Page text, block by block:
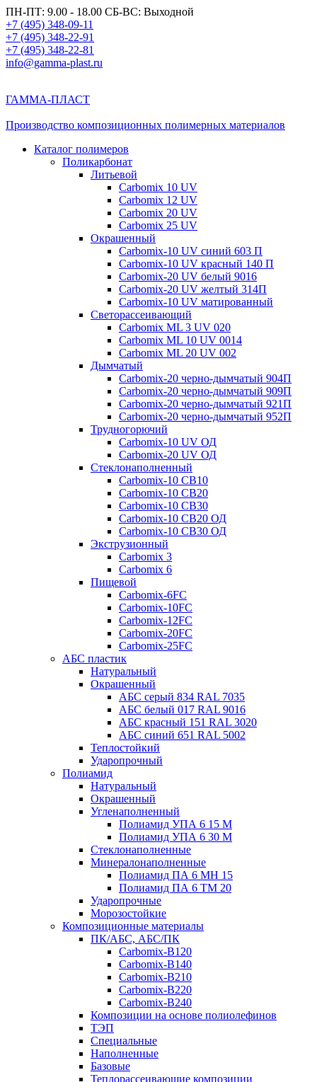
ПН-ПТ: 9.00 - 18.00 СБ-ВС: Выходной
+7 (495) 348-09-11
+7 (495) 348-22-91
+7 (495) 348-22-81
info@gamma-plast.ru
ГАММА-ПЛАСТ
Производство композиционных полимерных материалов
Каталог полимеров
Поликарбонат
Литьевой
Carbomix 10 UV
Carbomix 12 UV
Carbomix 20 UV
Carbomix 25 UV
Окрашенный
Carbomix-10 UV синий 603 П
Carbomix-10 UV красный 140 П
Carbomix-20 UV белый 9016
Carbomix-20 UV желтый 314П
Carbomix-10 UV матированный
Светорассеивающий
Carbomix ML 3 UV 020
Carbomix ML 10 UV 0014
Carbomix ML 20 UV 002
Дымчатый
Carbomix-20 черно-дымчатый 904П
Carbomix-20 черно-дымчатый 909П
Carbomix-20 черно-дымчатый 921П
Carbomix-20 черно-дымчатый 952П
Трудногорючий
Carbomix-10 UV ОД
Carbomix-20 UV ОД
Стеклонаполненный
Carbomix-10 СВ10
Carbomix-10 СВ20
Carbomix-10 СВ30
Carbomix-10 СВ20 ОД
Carbomix-10 СВ30 ОД
Экструзионный
Carbomix 3
Carbomix 6
Пищевой
Carbomix-6FC
Carbomix-10FC
Carbomix-12FC
Carbomix-20FC
Carbomix-25FC
АБС пластик
Натуральный
Окрашенный
АБС серый 834 RAL 7035
АБС белый 017 RAL 9016
АБС красный 151 RAL 3020
АБС синий 651 RAL 5002
Теплостойкий
Ударопрочный
Полиамид
Натуральный
Окрашенный
Угленаполненный
Полиамид УПА 6 15 М
Полиамид УПА 6 30 М
Стеклонаполненные
Минералонаполненные
Полиамид ПА 6 МН 15
Полиамид ПА 6 ТМ 20
Ударопрочные
Морозостойкие
Композиционные материалы
ПК/АБС, АБС/ПК
Carbomix-В120
Carbomix-В140
Carbomix-В210
Carbomix-В220
Carbomix-В240
Композиции на основе полиолефинов
ТЭП
Специальные
Наполненные
Базовые
Теплорассеивающие композиции